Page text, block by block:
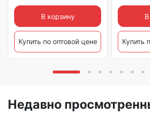
В корзину
Купить по оптовой цене Купить
Недавно